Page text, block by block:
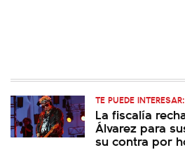
TE PUEDE INTERESAR:
La fiscalía
Álvarez para
su contra por